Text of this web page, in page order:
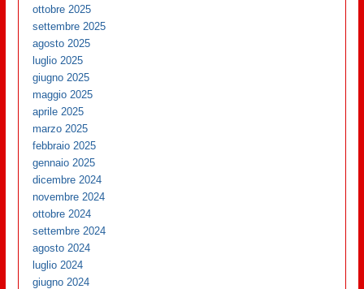
ottobre 2025
settembre 2025
agosto 2025
luglio 2025
giugno 2025
maggio 2025
aprile 2025
marzo 2025
febbraio 2025
gennaio 2025
dicembre 2024
novembre 2024
ottobre 2024
settembre 2024
agosto 2024
luglio 2024
giugno 2024